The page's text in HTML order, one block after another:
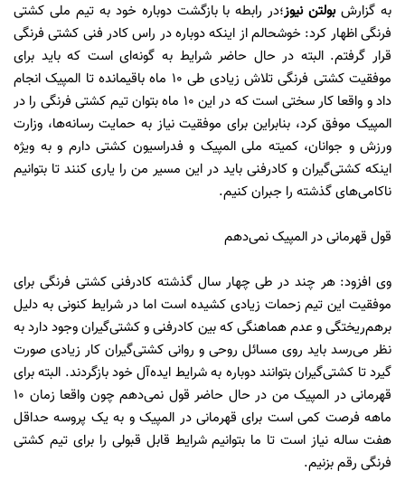
به گزارشبولتن نیوز؛در رابطه با بازگشت دوباره خود به تیم ملی کشتی
فرنگی اظهار کرد: خوشحالم از اینکه دوباره در راس کادر فنی کشتی فرنگی
قرار گرفتم. البته در حال حاضر شرایط به گونه‌ای است که باید برای
موفقیت کشتی فرنگی تلاش زیادی طی 10 ماه باقیمانده تا المپیک انجام
داد و واقعا کار سختی است که در این 10 ماه بتوان تیم کشتی فرنگی را در
المپیک موفق کرد، بنابراین برای موفقیت نیاز به حمایت رسانه‌ها، وزارت
ورزش و جوانان، کمیته ملی المپیک و فدراسیون کشتی دارم و به ویژه
اینکه کشتی‌گیران و کادرفنی باید در این مسیر من را یاری کنند تا بتوانیم
ناکامی‌های گذشته را جبران کنیم.
قول قهرمانی در المپیک نمی‌دهم
وی افزود: هر چند در طی چهار سال گذشته کادرفنی کشتی فرنگی برای
موفقیت این تیم زحمات زیادی کشیده است اما در شرایط کنونی به دلیل
برهم‌ریختگی و عدم هماهنگی که بین کادرفنی و کشتی‌گیران وجود دارد به
نظر می‌رسد باید روی مسائل روحی و روانی کشتی‌گیران کار زیادی صورت
گیرد تا کشتی‌گیران بتوانند دوباره به شرایط اید‌ه‌آل خود بازگردند. البته برای
قهرمانی در المپیک من در حال حاضر قول نمی‌دهم چون واقعا زمان 10
ماهه فرصت کمی است برای قهرمانی در المپیک و به یک پروسه حداقل
هفت ساله نیاز است تا ما بتوانیم شرایط قابل قبولی را برای تیم کشتی
فرنگی رقم بزنیم.